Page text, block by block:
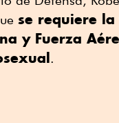
se requiere
y Fuerza
.